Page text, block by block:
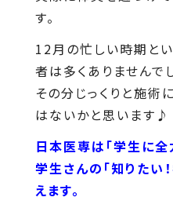
す。
12月の忙しい時期と
者は多くありませんで
その分じっくりと施術
はないかと思います♪
日本医専は「学生に全
学生さんの「知りたい
えます。